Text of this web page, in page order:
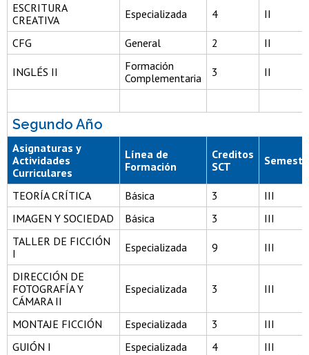
ESCRITURA
CREATIVA
Especializada 4 II
CFG General 2 II
INGLÉS II
Formación
Complementaria
3 II
Segundo Año
Asignaturas y
Actividades
Curriculares
Línea de
Formación
Creditos
SCT
TEORÍA CRÍTICA Básica 3
III
IMAGEN Y SOCIEDAD
Básica 3
III
TALLER DE FICCIÓN
I
Especializada 9 III
DIRECCIÓN DE
FOTOGRAFÍA Y
CÁMARA II
Especializada 3 III
MONTAJE FICCIÓN Especializada 3
III
GUIÓN I
Especializada 4
III